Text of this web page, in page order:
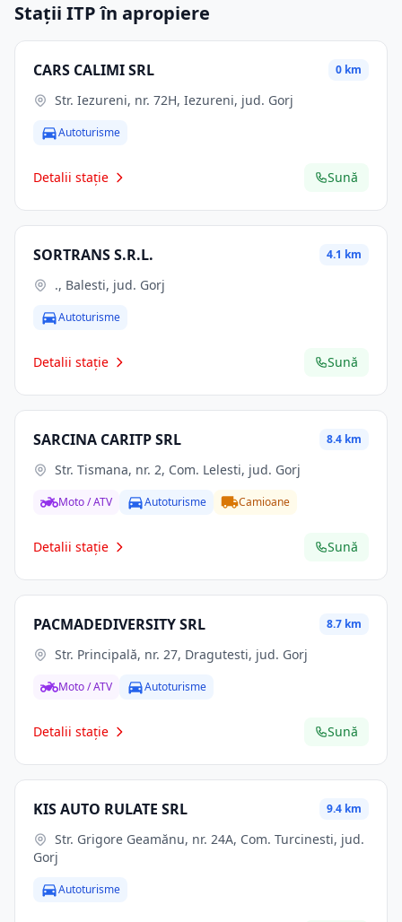
Stații ITP în apropiere
CARS CALIMI SRL 0 km
Str. Iezureni, nr. 72H, Iezureni, jud. Gorj
Autoturisme
Detalii stație Sună
SORTRANS S.R.L. 4.1 km
., Balesti, jud. Gorj
Autoturisme
Detalii stație Sună
SARCINA CARITP SRL 8.4 km
Str. Tismana, nr. 2, Com. Lelesti, jud. Gorj
Moto / ATV Autoturisme Camioane
Detalii stație Sună
PACMADEDIVERSITY SRL 8.7 km
Str. Principală, nr. 27, Dragutesti, jud. Gorj
Moto / ATV Autoturisme
Detalii stație Sună
KIS AUTO RULATE SRL 9.4 km
Gorj
Autoturisme